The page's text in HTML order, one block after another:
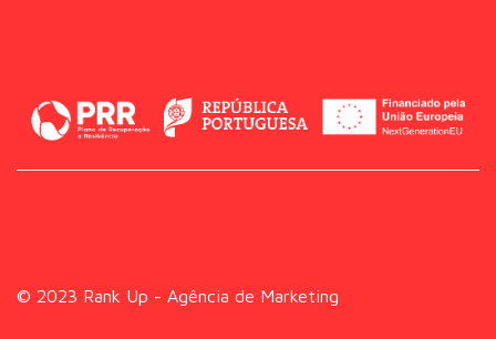
© 2023 Rank Up - Agência de Marketing